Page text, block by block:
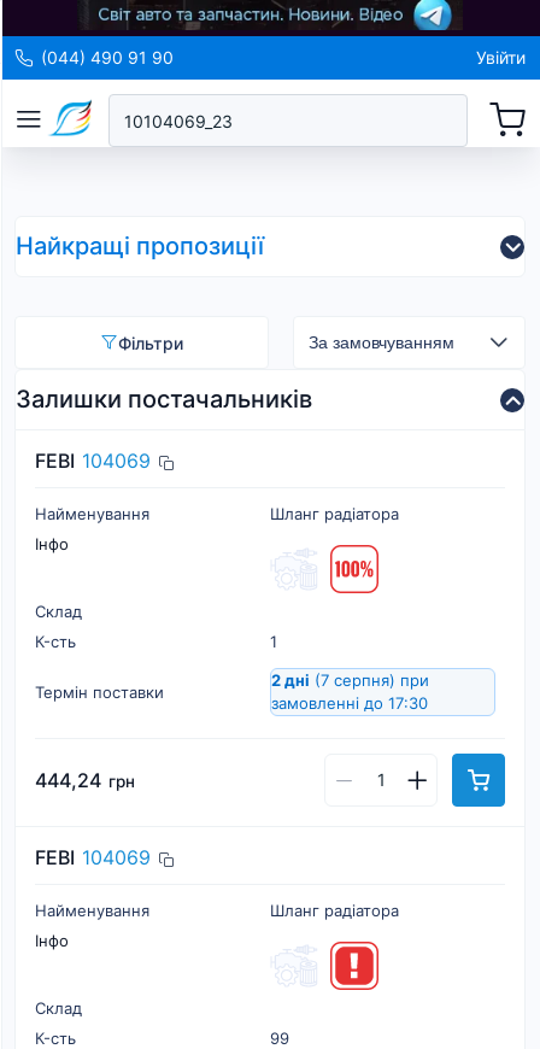
(044) 490 91 90 Увійти
Найкращі пропозиції
Фільтри
Залишки постачальників
FEBI 104069
Найменування
Шланг радіатора
Інфо
Склад
К-cть
1
Термін поставки
2 дні (7 серпня) при
замовленні до 17:30
444,24 грн
FEBI 104069
Найменування
Шланг радіатора
Інфо
Склад
К-cть
99